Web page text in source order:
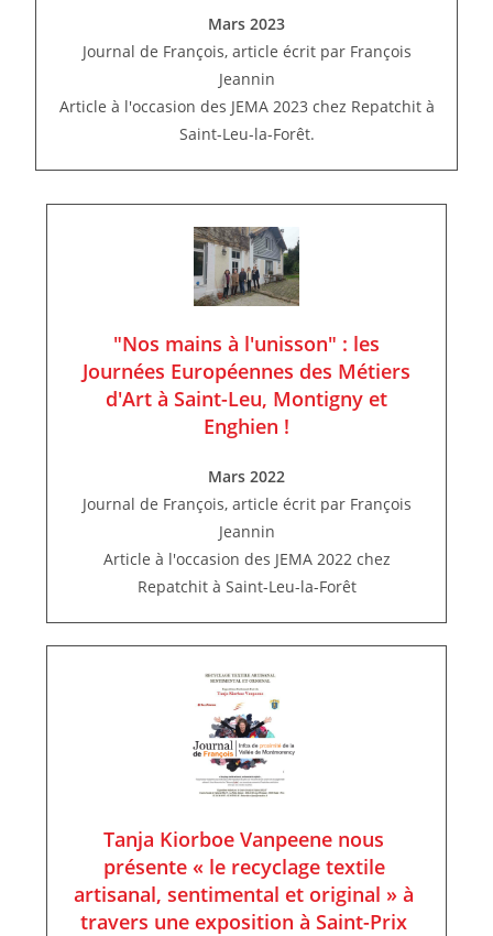
Mars 2023
Journal de François, article écrit par François
Jeannin
Article à l'occasion des JEMA 2023 chez Repatchit à
Saint-Leu-la-Forêt.
"Nos mains à l'unisson" : les
Journées Européennes des Métiers
d'Art à Saint-Leu, Montigny et
Enghien !
Mars 2022
Journal de François, article écrit par François
Jeannin
Article à l'occasion des JEMA 2022 chez
Repatchit à Saint-Leu-la-Forêt
Tanja Kiorboe Vanpeene nous
présente « le recyclage textile
artisanal, sentimental et original » à
travers une exposition à Saint-Prix